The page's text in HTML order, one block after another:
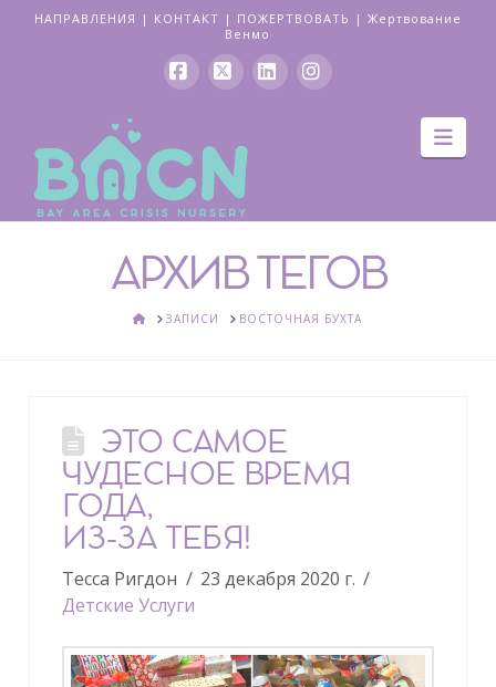
НАПРАВЛЕНИЯ | КОНТАКТ | ПОЖЕРТВОВАТЬ | Жертвование
Венмо
АРХИВ ТЕГОВ
ДОМЗАПИСИ ВОСТОЧНАЯ БУХТА
ЭТО САМОЕ
ЧУДЕСНОЕ ВРЕМЯ
ГОДА,
ИЗ-ЗА ТЕБЯ!
Тесса Ригдон
23 декабря 2020 г.
Детские Услуги